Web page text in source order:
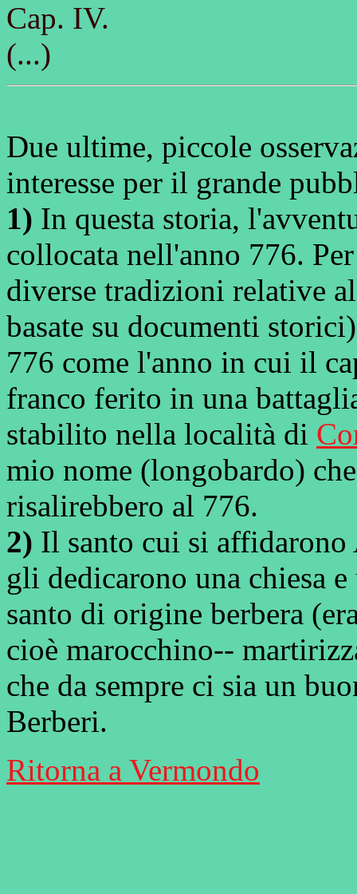
Cap. IV.
(...)
Due ultime, piccole
interesse per il grande
1) In questa storia,
collocata nell'anno 776.
diverse tradizioni relative
basate su documenti
776 come l'anno in cui il
franco ferito in una
stabilito nella località di
mio nome (longobardo)
risalirebbero al 776.
2) Il santo cui si affidarono
gli dedicarono una chiesa
santo di origine berbera
cioè marocchino--
che da sempre ci sia un
Berberi.
Ritorna a Vermondo